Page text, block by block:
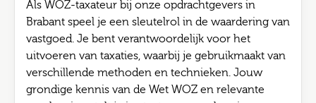
Als WOZ-taxateur bij onze opdrachtgevers in
Brabant speel je een sleutelrol in de waardering van
vastgoed. Je bent verantwoordelijk voor het
uitvoeren van taxaties, waarbij je gebruikmaakt van
verschillende methoden en technieken. Jouw
grondige kennis van de Wet WOZ en relevante